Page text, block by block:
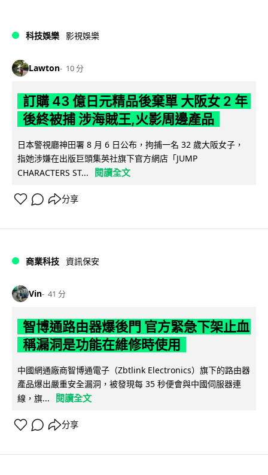
科技娛樂 影視娛樂
Lawton 10 分
訂購 43 億日元精品後棄單 大阪女 2 年
後終被捕 涉海賊王,火影周邊產品
日本警視廳神田署 8 月 6 日公布，拘捕一名 32 歲大阪女子，
指她涉嫌在出版巨頭集英社旗下官方網店「JUMP
CHARACTERS ST...
閱讀全文
分享
商業科技 資訊保安
Vin 41 分
智博通路由器爆後門 官方緊急下架止血
稱漏洞是功能在維修時使用
中國網通廠商智博通電子（Zbtlink Electronics）旗下的路由器
產品爆出嚴重安全漏洞，被發現每 35 秒便會與中國伺服器連
線，旗...
閱讀全文
分享